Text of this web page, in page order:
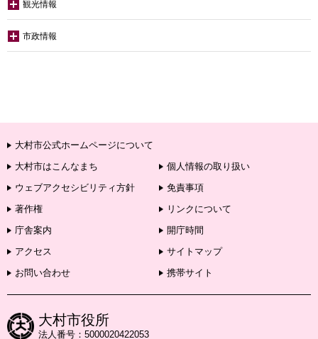
観光情報
市政情報
大村市公式ホームページについて
大村市はこんなまち
個人情報の取り扱い
ウェブアクセシビリティ方針
免責事項
著作権
リンクについて
庁舎案内
開庁時間
アクセス
サイトマップ
お問い合わせ
携帯サイト
大村市役所
法人番号：5000020422053